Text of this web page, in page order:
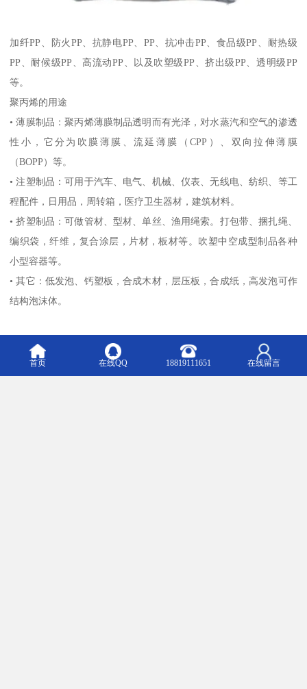
加纤PP 、防火 PP 、抗静电PP PP 、抗冲击PP 、食品级PP 、耐热级
PP 、耐候级PP 、高流动PP 、以及吹塑级PP 、挤出级PP 、透明级PP
等。
聚丙烯的用途
•薄膜制品：聚丙烯薄膜制品透明而有光泽，对水蒸汽和空气的渗透
性小，它分为吹膜薄膜、流延薄膜（CPP ）、双向拉伸薄膜
（BOPP ）等。
•注塑制品：可用于汽车、电气、机械、仪表、无线电、纺织、等工
程配件，日用品，周转箱，医疗卫生器材，建筑材料。
•挤塑制品：可做管材、型材、单丝、渔用绳索。打包带、捆扎绳、
编织袋，纤维，复合涂层，片材，板材等。吹塑中空成型制品各种
小型容器等。
•其它：低发泡、钙塑板，合成木材，层压板，合成纸，高发泡可作
结构泡沫体。
息，敬请来电咨询 ！！
首页 在线QQ 18819111651 在线留言